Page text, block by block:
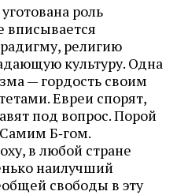
роль
вписывается
религию
культуру. Одна
— гордость своим
Евреи спорят,
под вопрос. Порой
Б‑гом.
в любой стране
наилучший
свободы в эту